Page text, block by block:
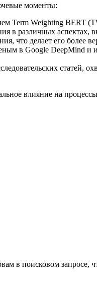
моменты:
Weighting BERT
в различных аспектах,
что делает его более
в Google DeepMind
статей,
влияние на
в поисковом запросе,